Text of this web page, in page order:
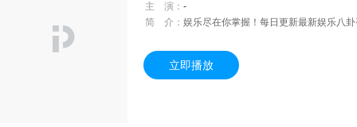
主 演： -
简 介： 娱乐尽在你掌握！每日更新最新娱乐八
立即播放